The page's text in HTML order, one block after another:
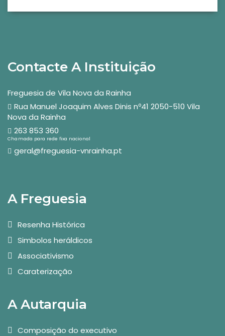
Contacte A Instituição
Freguesia de Vila Nova da Rainha
Rua Manuel Joaquim Alves Dinis nº41 2050-510 Vila
Nova da Rainha
263 853 360
Chamada para rede fixa nacional
geral@freguesia-vnrainha.pt
A Freguesia
Resenha Histórica
Simbolos heráldicos
Associativismo
Caraterização
A Autarquia
Composição do executivo